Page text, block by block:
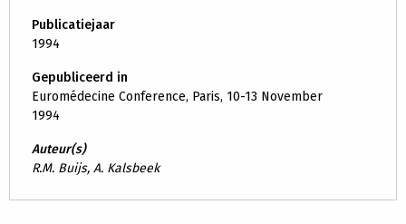
Publicatiejaar
1994
Gepubliceerd in
Euromédecine Conference, Paris, 10-13 November
1994
Auteur(s)
R.M. Buijs, A. Kalsbeek